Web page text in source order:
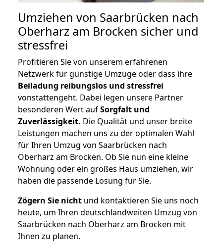
Umziehen von Saarbrücken nach
Oberharz am Brocken sicher und
stressfrei
Profitieren Sie von unserem erfahrenen
Netzwerk für günstige Umzüge oder dass ihre
Beiladung reibungslos und stressfrei
vonstattengeht. Dabei legen unsere Partner
besonderen Wert aufSorgfalt und
Zuverlässigkeit. Die Qualität und unser breite
Leistungen machen uns zu der optimalen Wahl
für Ihren Umzug von Saarbrücken nach
Oberharz am Brocken. Ob Sie nun eine kleine
Wohnung oder ein großes Haus umziehen, wir
haben die passende Lösung für Sie.
Zögern Sie nicht und kontaktieren Sie uns noch
heute, um Ihren deutschlandweiten Umzug von
Saarbrücken nach Oberharz am Brocken mit
Ihnen zu planen.